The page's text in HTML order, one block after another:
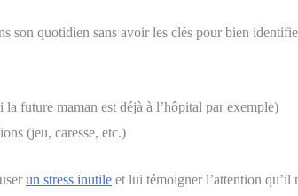
son quotidien sans avoir les clés pour bien
future maman est déjà à l’hôpital par exemple)
(jeu, caresse, etc.)
un stress inutile et lui témoigner l’attention